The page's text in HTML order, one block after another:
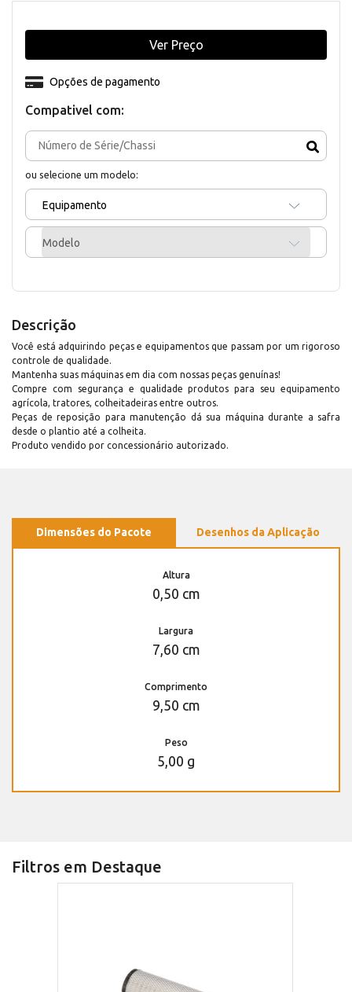
Compativel com:
ou selecione um modelo:
Equipamento
Modelo
Opções de pagamento
Ver Preço
Descrição
Você está adquirindo peças e equipamentos que passam por um rigoroso
controle de qualidade.
Mantenha suas máquinas em dia com nossas peças genuínas!
Compre com segurança e qualidade produtos para seu equipamento
agrícola, tratores, colheitadeiras entre outros.
Peças de reposição para manutenção dá sua máquina durante a safra
desde o plantio até a colheita.
Produto vendido por concessionário autorizado.
Dimensões do Pacote Desenhos da Aplicação
Altura
0,50 cm
Largura
7,60 cm
Comprimento
9,50 cm
Peso
5,00 g
Filtros em Destaque